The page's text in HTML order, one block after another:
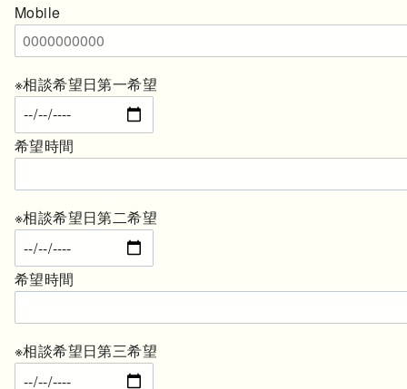
Mobile
※相談希望日第一希望
希望時間
※相談希望日第二希望
希望時間
※相談希望日第三希望